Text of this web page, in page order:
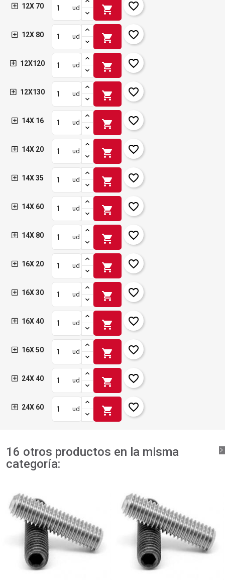
12X 70 ud shopping_cart favorite_border
12X 80 ud shopping_cart favorite_border
12X120 ud shopping_cart favorite_border
12X130 ud shopping_cart favorite_border
14X 16 ud shopping_cart favorite_border
14X 20 ud shopping_cart favorite_border
14X 35 ud shopping_cart favorite_border
14X 60 ud shopping_cart favorite_border
14X 80 ud shopping_cart favorite_border
16X 20 ud shopping_cart favorite_border
16X 30 ud shopping_cart favorite_border
16X 40 ud shopping_cart favorite_border
16X 50 ud shopping_cart favorite_border
24X 40 ud shopping_cart favorite_border
24X 60 ud shopping_cart favorite_border
16 otros productos en la misma
categoría: